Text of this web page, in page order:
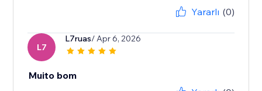
Yararlı (0)
L7
L7ruas/ Apr 6, 2026
Muito bom